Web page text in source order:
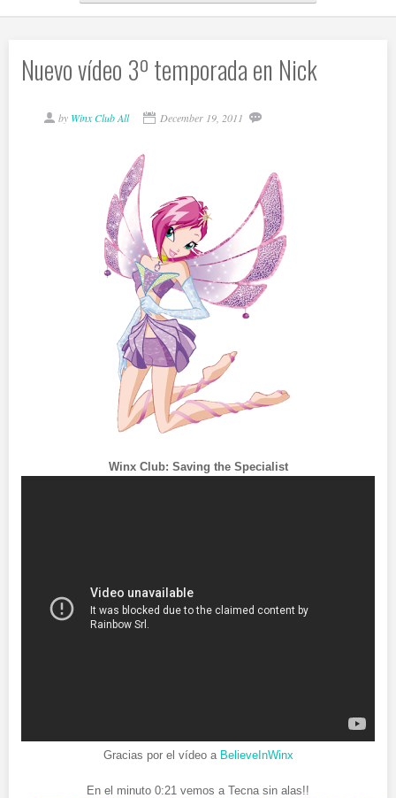
Nuevo vídeo 3º temporada en Nick
by Winx Club All December 19, 2011
Winx Club: Saving the Specialist
Gracias por el vídeo a BelieveInWinx
En el minuto 0:21 vemos a Tecna sin alas!!